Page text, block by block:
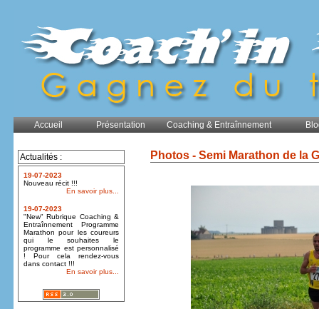
Accueil Présentation Coaching & Entraînnement
Actualités :
19-07-2023
Nouveau récit !!!
En savoir plus...
19-07-2023
"New" Rubrique Coaching &
Entraînnement Programme
Marathon pour les coureurs
qui le souhaites le
programme est personnalisé
! Pour cela rendez-vous
dans contact !!!
En savoir plus...
Photos - Semi Marathon de la